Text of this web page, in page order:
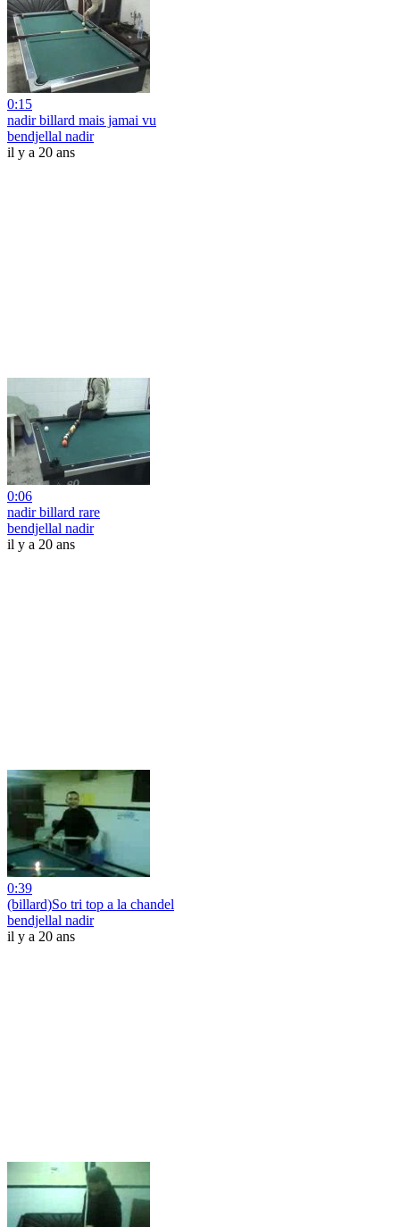
0:15
nadir billard mais jamai vu
bendjellal nadir
il y a 20 ans
0:06
nadir billard rare
bendjellal nadir
il y a 20 ans
0:39
(billard)So tri top a la chandel
bendjellal nadir
il y a 20 ans